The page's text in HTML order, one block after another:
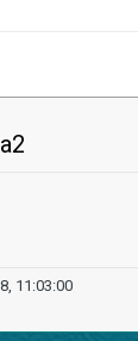
11:03:00